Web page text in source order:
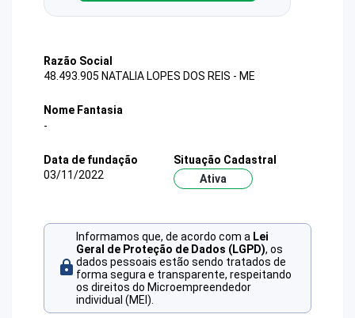
Razão Social
48.493.905 NATALIA LOPES DOS REIS - ME
Nome Fantasia
-
Data de fundação
03/11/2022
Situação Cadastral
Ativa
Informamos que, de acordo com a Lei
Geral de Proteção de Dados (LGPD), os
dados pessoais estão sendo tratados de
forma segura e transparente, respeitando
os direitos do Microempreendedor
individual (MEI).